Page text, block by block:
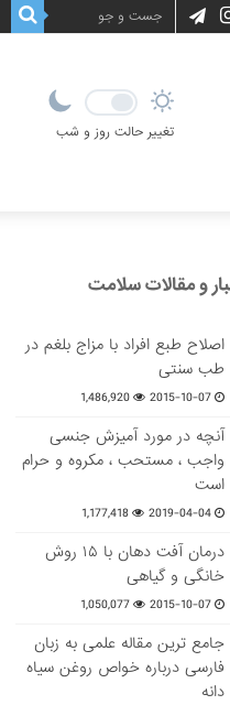
تغییر حالت روز و شب
و مقالات سلامت
اصلاح طبع افراد با مزاج بلغم در
طب سنتی
2015-10-07
1,486,920
آنچه در مورد آمیزش جنسی
واجب ، مستحب ، مکروه و حرام
است
2019-04-04
1,177,418
درمان آفت دهان با ۱۵ روش
خانگی و گیاهی
2015-10-07
1,050,077
جامع ترین مقاله علمی به زبان
فارسی درباره خواص روغن سیاه
دانه